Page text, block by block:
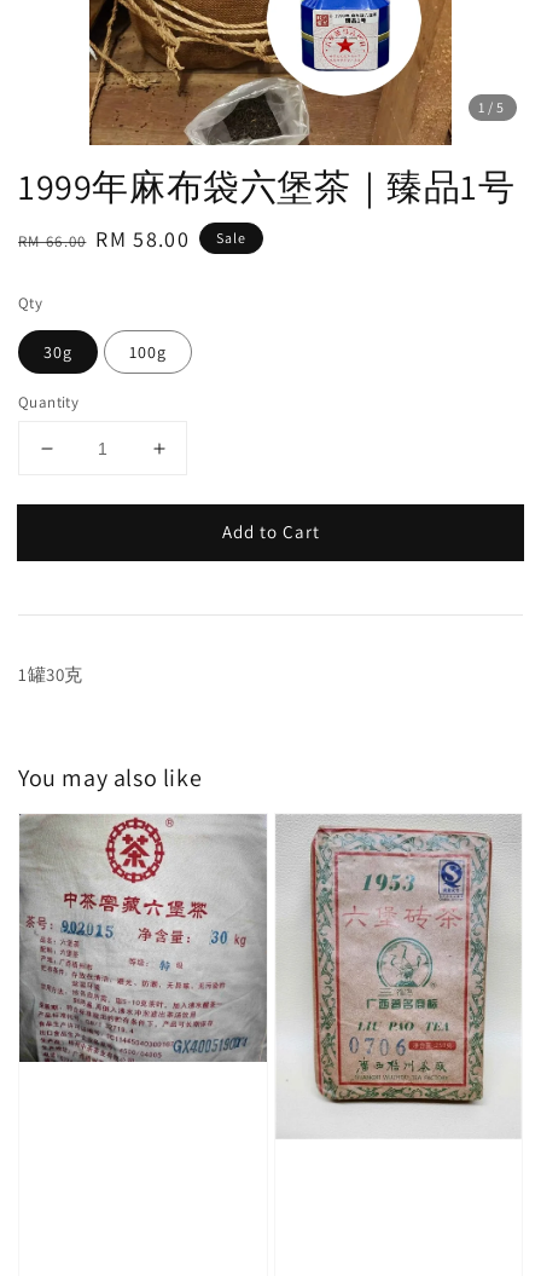
1 /5
1999年麻布袋六堡茶｜臻品1号
Regular
RM 66.00 Sale
RM 58.00 Sale
Qty
30g 100g
Quantity
Add to Cart
1罐30克
You may also like